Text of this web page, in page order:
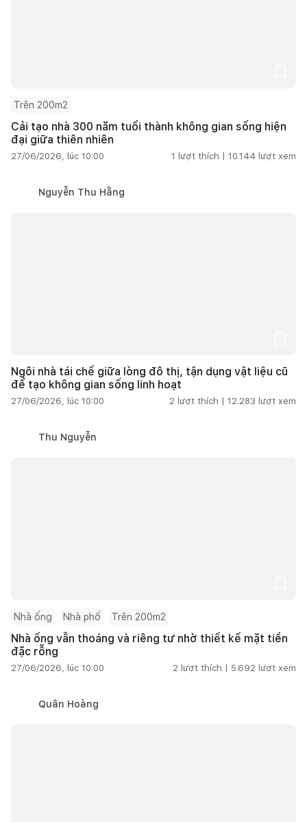
Trên 200m2
Cải tạo nhà 300 năm tuổi thành không gian sống hiện
đại giữa thiên nhiên
27/06/2026, lúc 10:00 1 lượt thích | 10.144 lượt xem
Nguyễn Thu Hằng
Ngôi nhà tái chế giữa lòng đô thị, tận dụng vật liệu cũ
để tạo không gian sống linh hoạt
27/06/2026, lúc 10:00 2 lượt thích | 12.283 lượt xem
Thu Nguyễn
Nhà ống Nhà phố Trên 200m2
Nhà ống vẫn thoáng và riêng tư nhờ thiết kế mặt tiền
đặc rỗng
27/06/2026, lúc 10:00 2 lượt thích | 5.692 lượt xem
Quân Hoàng